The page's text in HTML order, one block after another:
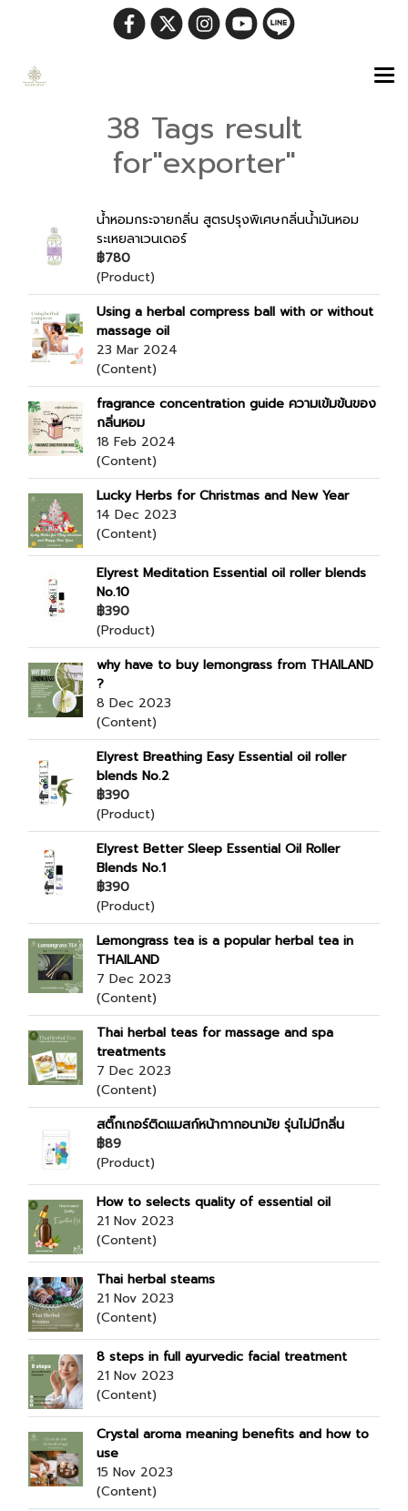
38 Tags result
for"exporter"
น้ำหอมกระจายกลิ่น สูตรปรุงพิเศษกลิ่นน้ำมันหอม
ระเหยลาเวนเดอร์
฿780
(Product)
Using a herbal compress ball with or without
massage oil
23 Mar 2024
(Content)
fragrance concentration guide ความเข้มข้นของ
กลิ่นหอม
18 Feb 2024
(Content)
Lucky Herbs for Christmas and New Year
14 Dec 2023
(Content)
Elyrest Meditation Essential oil roller blends
No.10
฿390
(Product)
why have to buy lemongrass from THAILAND
?
8 Dec 2023
(Content)
Elyrest Breathing Easy Essential oil roller
blends No.2
฿390
(Product)
Elyrest Better Sleep Essential Oil Roller
Blends No.1
฿390
(Product)
Lemongrass tea is a popular herbal tea in
THAILAND
7 Dec 2023
(Content)
Thai herbal teas for massage and spa
treatments
7 Dec 2023
(Content)
สติ๊กเกอร์ติดแมสก์หน้ากากอนามัย รุ่นไม่มีกลิ่น
฿89
(Product)
How to selects quality of essential oil
21 Nov 2023
(Content)
Thai herbal steams
21 Nov 2023
(Content)
8 steps in full ayurvedic facial treatment
21 Nov 2023
(Content)
Crystal aroma meaning benefits and how to
use
15 Nov 2023
(Content)